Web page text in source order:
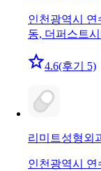
인천광역시 연
동, 더퍼스트
4.6(후기 5)
리미트성형외
인천광역시 연